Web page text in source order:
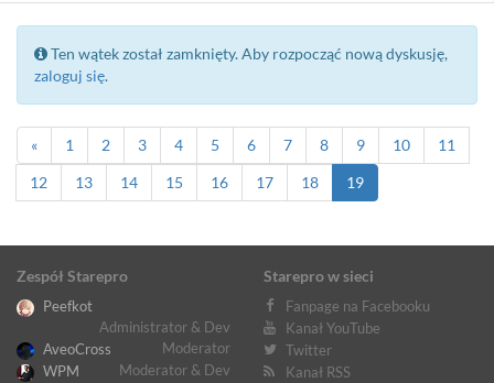
Ten wątek został zamknięty. Aby rozpocząć nową dyskusję,
zaloguj się.
« 1 2 3 4 5 6 7 8 9 10
11
12
13 14 15 16 17 18 19
Zespół Starepro
Peefkot
Administrator & Dev
AveoCross
Moderator
WPM
Moderator & Dev
Starepro w sieci
Fanpage na Facebooku
Kanał YouTube
Twitter
Kanał RSS